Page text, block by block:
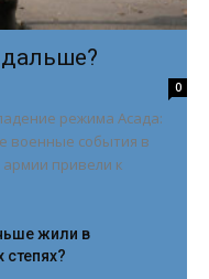
0
режима Асада:
военные события в
привели к
жили в